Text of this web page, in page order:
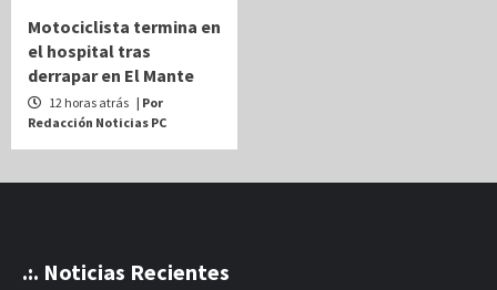
Motociclista termina en
el hospital tras
derrapar en El Mante
12 horas atrás | Por
Redacción Noticias PC
.:. Noticias Recientes